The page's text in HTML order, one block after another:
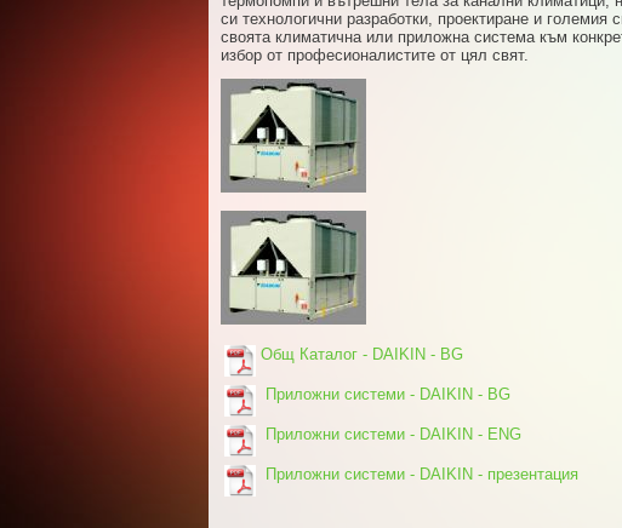
си технологични разработки, проектиране и
своята климатична или приложна система към
избор от професионалистите от цял свят.
Общ Каталог - DAIKIN - BG
Приложни системи - DAIKIN - BG
Приложни системи - DAIKIN - ENG
Приложни системи - DAIKIN - презентация